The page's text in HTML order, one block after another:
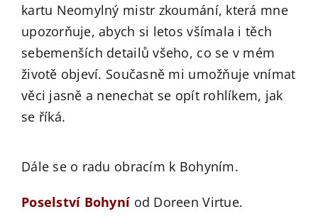
kartu Neomylný mistr zkoumání, která mne
upozorňuje, abych si letos všímala i těch
sebemenších detailů všeho, co se v mém
životě objeví. Současně mi umožňuje vnímat
věci jasně a nenechat se opít rohlíkem, jak
se říká.
Dále se o radu obracím k Bohyním.
Poselství Bohyní od Doreen Virtue.